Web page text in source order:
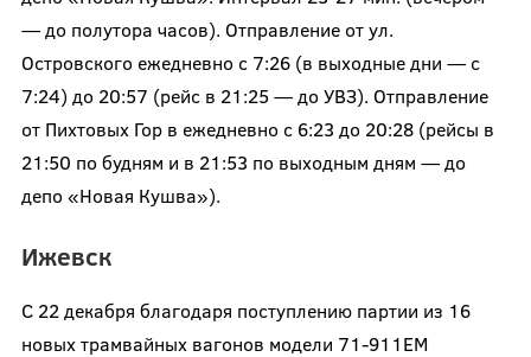
— до полутора часов). Отправление от ул.
Островского ежедневно с 7:26 (в выходные дни — с
7:24) до 20:57 (рейс в 21:25 — до УВЗ). Отправление
от Пихтовых Гор в ежедневно с 6:23 до 20:28 (рейсы в
21:50 по будням и в 21:53 по выходным дням — до
депо «Новая Кушва»).
Ижевск
С 22 декабря благодаря поступлению партии из 16
новых трамвайных вагонов модели 71-911ЕМ